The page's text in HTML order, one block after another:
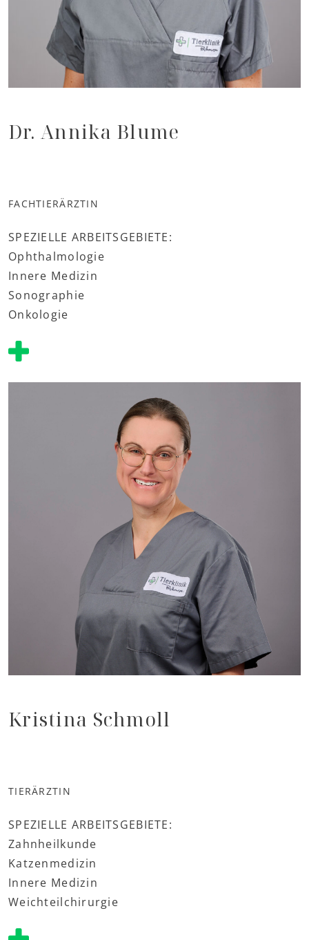
Dr. Annika Blume
FACHTIERÄRZTIN
SPEZIELLE ARBEITSGEBIETE:
Ophthalmologie
Innere Medizin
Sonographie
Onkologie
Kristina Schmoll
TIERÄRZTIN
SPEZIELLE ARBEITSGEBIETE:
Zahnheilkunde
Katzenmedizin
Innere Medizin
Weichteilchirurgie